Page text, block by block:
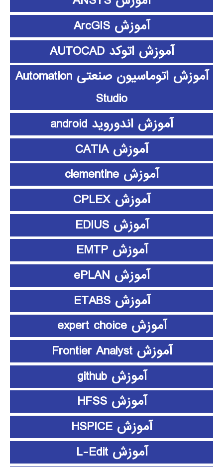
آموزش ArcGIS
آموزش اتوکد AUTOCAD
آموزش اتوماسیون صنعتی Automation
Studio
آموزش اندوروید android
آموزش CATIA
آموزش clementine
آموزش CPLEX
آموزش EDIUS
آموزش EMTP
آموزش ePLAN
آموزش ETABS
آموزش expert choice
آموزش Frontier Analyst
آموزش github
آموزش HFSS
آموزش HSPICE
آموزش L-Edit